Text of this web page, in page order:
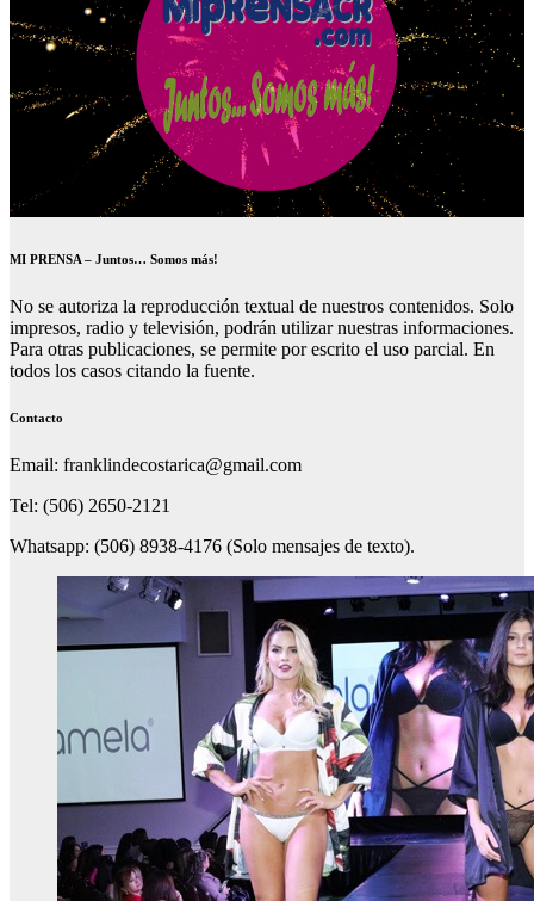
MI PRENSA – Juntos… Somos más!
No se autoriza la reproducción textual de nuestros contenidos. Solo
impresos, radio y televisión, podrán utilizar nuestras informaciones.
Para otras publicaciones, se permite por escrito el uso parcial. En
todos los casos citando la fuente.
Contacto
Email: franklindecostarica@gmail.com
Tel: (506) 2650-2121
Whatsapp: (506) 8938-4176 (Solo mensajes de texto).